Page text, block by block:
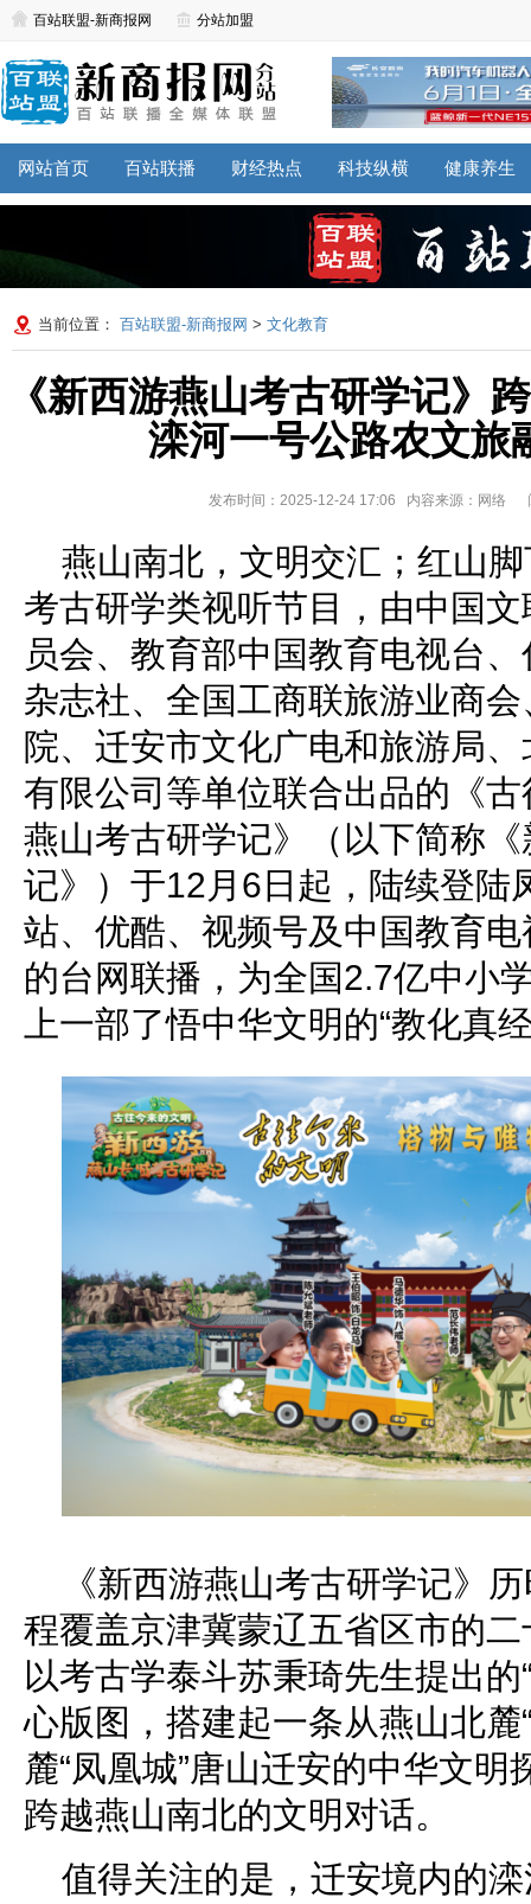
百站联盟-新商报网 分站加盟
网站首页 百站联播 财经热点 科技纵横 健康养生
当前位置： 百站联盟-新商报网 > 文化教育
《新西游燕山考古研学记
滦河一号公路农文旅
发布时间：2025-12-24 17:06 内容来源：网络
燕山南北，文明交汇；红山
考古研学类视听节目，由中国
员会、教育部中国教育电视台
杂志社、全国工商联旅游业商
院、迁安市文化广电和旅游局
有限公司等单位联合出品的《
燕山考古研学记》（以下简称
记》）于12月6日起，陆续登陆
站、优酷、视频号及中国教育
的台网联播，为全国2.7亿中小
上一部了悟中华文明的“教化真
《新西游燕山考古研学记》
程覆盖京津冀蒙辽五省区市的
以考古学泰斗苏秉琦先生提出的
心版图，搭建起一条从燕山北麓
麓“凤凰城”唐山迁安的中华文
跨越燕山南北的文明对话。
值得关注的是，迁安境内的